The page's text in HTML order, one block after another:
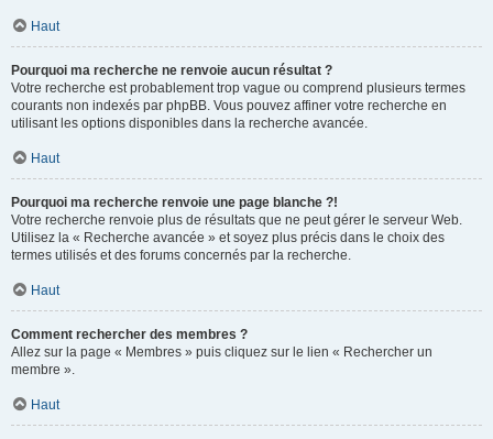
Haut
Pourquoi ma recherche ne renvoie aucun résultat ?
Votre recherche est probablement trop vague ou comprend plusieurs termes
courants non indexés par phpBB. Vous pouvez affiner votre recherche en
utilisant les options disponibles dans la recherche avancée.
Haut
Pourquoi ma recherche renvoie une page blanche ?!
Votre recherche renvoie plus de résultats que ne peut gérer le serveur Web.
Utilisez la « Recherche avancée » et soyez plus précis dans le choix des
termes utilisés et des forums concernés par la recherche.
Haut
Comment rechercher des membres ?
Allez sur la page « Membres » puis cliquez sur le lien « Rechercher un
membre ».
Haut